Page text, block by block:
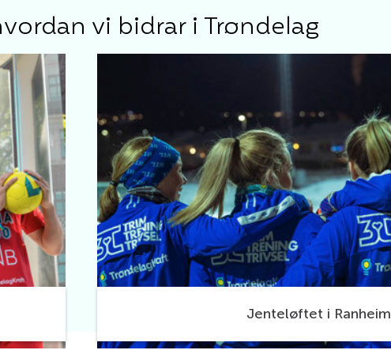
vi bidrar i Trøndelag
Jenteløftet i Ranheim